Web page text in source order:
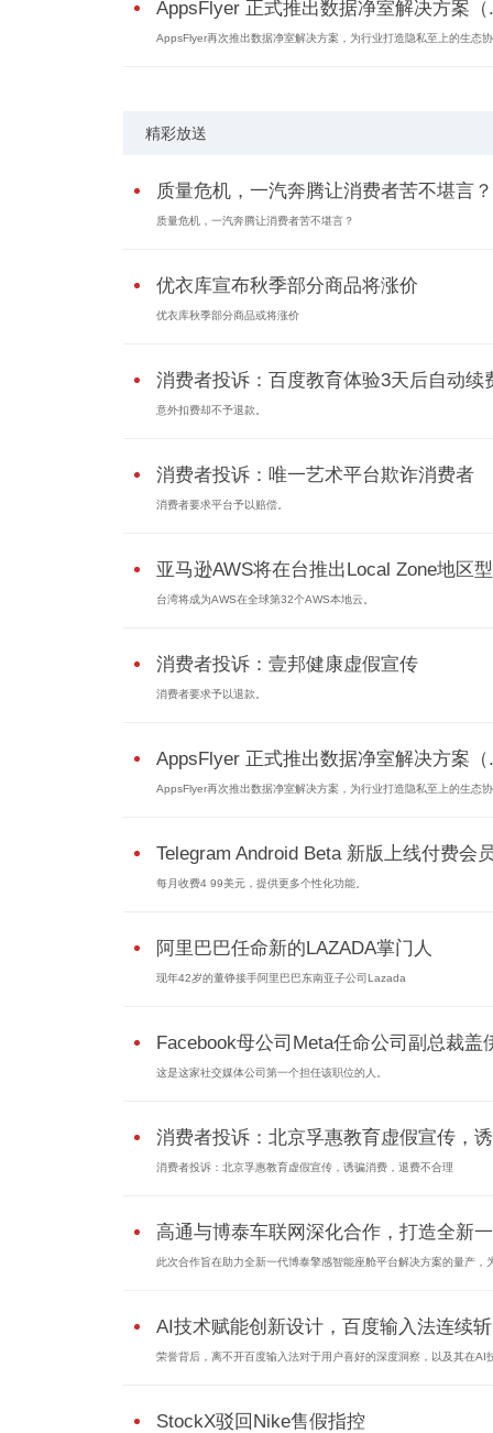
AppsFlyer 正式推出数据净室解决方案（
AppsFlyer再次推出数据净室解决方案，为行业打造隐私至上的生态协
精彩放送
质量危机，一汽奔腾让消费者苦不堪言？
质量危机，一汽奔腾让消费者苦不堪言？
优衣库宣布秋季部分商品将涨价
优衣库秋季部分商品或将涨价
消费者投诉：百度教育体验3天后自动续
意外扣费却不予退款。
消费者投诉：唯一艺术平台欺诈消费者
消费者要求平台予以赔偿。
亚马逊AWS将在台推出Local Zone地区
台湾将成为AWS在全球第32个AWS本地云。
消费者投诉：壹邦健康虚假宣传
消费者要求予以退款。
AppsFlyer 正式推出数据净室解决方案（
AppsFlyer再次推出数据净室解决方案，为行业打造隐私至上的生态协
Telegram Android Beta 新版上线付费会员
每月收费4 99美元，提供更多个性化功能。
阿里巴巴任命新的LAZADA掌门人
现年42岁的董铮接手阿里巴巴东南亚子公司Lazada
Facebook母公司Meta任命公司副总裁盖
这是这家社交媒体公司第一个担任该职位的人。
消费者投诉：北京孚惠教育虚假宣传，
消费者投诉：北京孚惠教育虚假宣传，诱骗消费，退费不合理
高通与博泰车联网深化合作，打造全新
此次合作旨在助力全新一代博泰擎感智能座舱平台解决方案的量产，
AI技术赋能创新设计，百度输入法连续
荣誉背后，离不开百度输入法对于用户喜好的深度洞察，以及其在AI
StockX驳回Nike售假指控